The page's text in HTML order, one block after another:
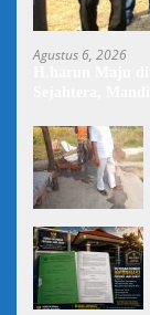
Agustus 6, 2026